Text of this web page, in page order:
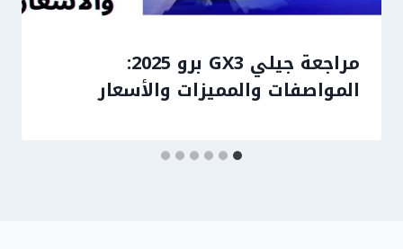
مراجعة جيلي GX3 برو 2025:
المواصفات والمميزات والأسعار